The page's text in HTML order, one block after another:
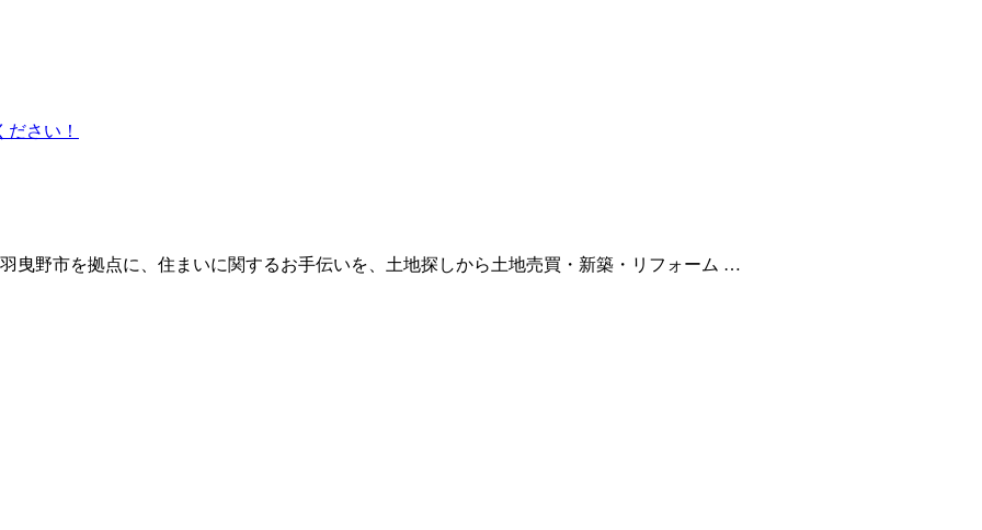
曳野市を拠点に、住まいに関するお手伝いを、土地探しから土地売買・新築・リフォーム …